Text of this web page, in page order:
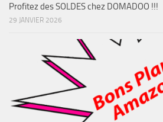
Profitez des SOLDES chez DOMADOO !!!
29 JANVIER 2026